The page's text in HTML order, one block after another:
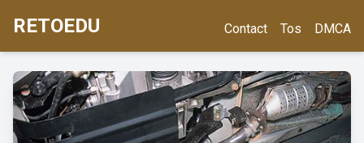
RETOEDU Contact Tos DMCA